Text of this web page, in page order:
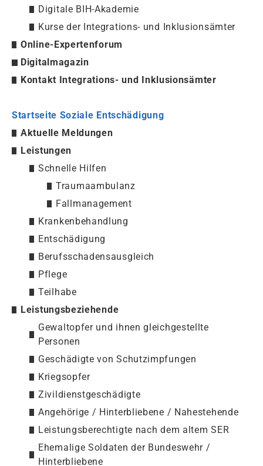
Digitale BIH-Akademie
Kurse der Integrations- und Inklusionsämter
Online-Expertenforum
Digitalmagazin
Kontakt Integrations- und Inklusionsämter
Startseite Soziale Entschädigung
Aktuelle Meldungen
Leistungen
Schnelle Hilfen
Traumaambulanz
Fallmanagement
Krankenbehandlung
Entschädigung
Berufsschadensausgleich
Pflege
Teilhabe
Leistungsbeziehende
Gewaltopfer und ihnen gleichgestellte
Personen
Geschädigte von Schutzimpfungen
Kriegsopfer
Zivildienstgeschädigte
Angehörige / Hinterbliebene / Nahestehende
Leistungsberechtigte nach dem altem SER
Ehemalige Soldaten der Bundeswehr /
Hinterbliebene